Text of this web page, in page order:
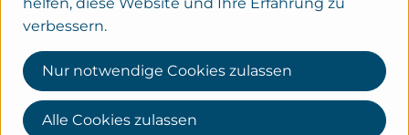
Feld. Bei Wareneingang werden alle Rohstoffe und
Produkte beprobt. Zusätzlich werden sie durch
anerkannte externe Labors unabhängig analysiert.
Wie schon zu Beginn liegen Rapunzel auch heute
die persönlichen Kontakte zu den Lieferanten und
verbessern.
Nur notwendige Cookies zulassen
Alle Cookies zulassen